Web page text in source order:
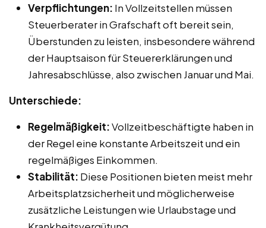
Verpflichtungen: In Vollzeitstellen müssen
Steuerberater in Grafschaft oft bereit sein,
Überstunden zu leisten, insbesondere während
der Hauptsaison für Steuererklärungen und
Jahresabschlüsse, also zwischen Januar und Mai.
Unterschiede:
Regelmäßigkeit:Vollzeitbeschäftigte haben in
der Regel eine konstante Arbeitszeit und ein
regelmäßiges Einkommen.
Stabilität: Diese Positionen bieten meist mehr
Arbeitsplatzsicherheit und möglicherweise
zusätzliche Leistungen wie Urlaubstage und